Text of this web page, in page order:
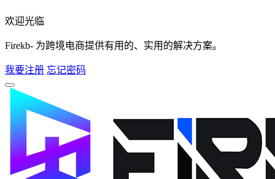
欢迎光临
Firekb- 为跨境电商提供有用的、实用的解决方案。
我要注册 忘记密码